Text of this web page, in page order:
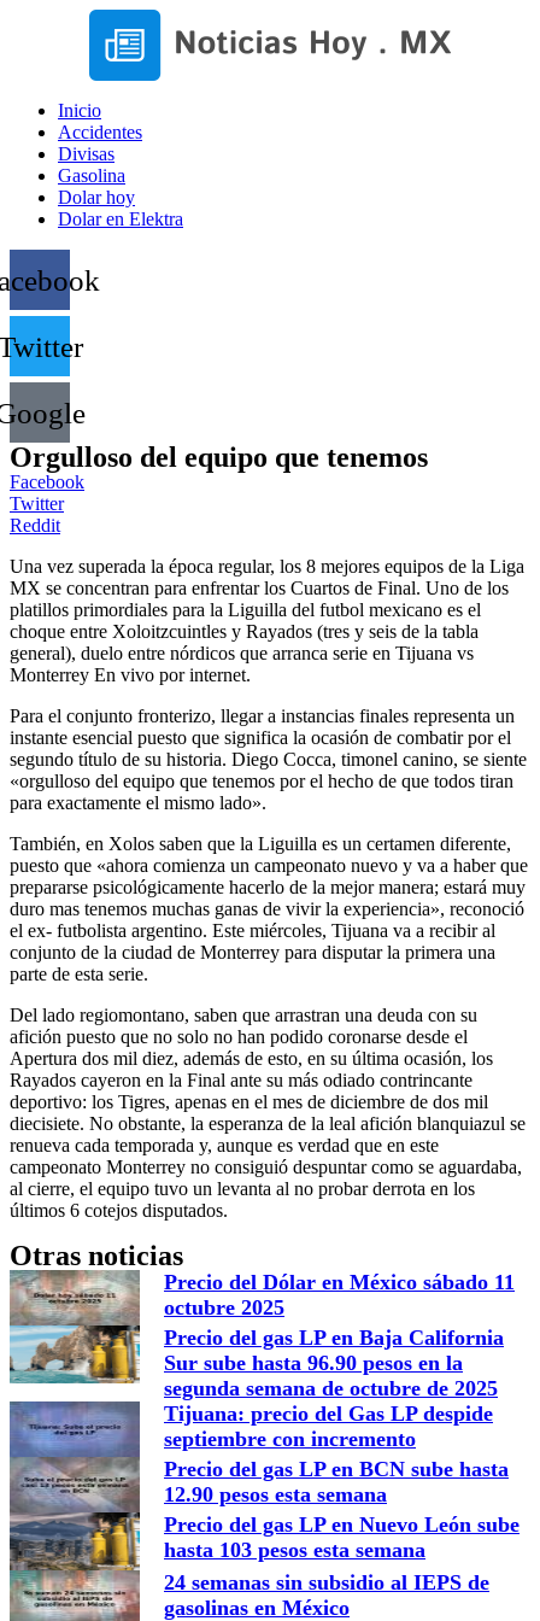
Inicio
Accidentes
Divisas
Gasolina
Dolar hoy
Dolar en Elektra
Orgulloso del equipo que tenemos
Facebook
Twitter
Reddit
Una vez superada la época regular, los 8 mejores equipos de la Liga
MX se concentran para enfrentar los Cuartos de Final. Uno de los
platillos primordiales para la Liguilla del futbol mexicano es el
choque entre Xoloitzcuintles y Rayados (tres y seis de la tabla
general), duelo entre nórdicos que arranca serie en Tijuana vs
Monterrey En vivo por internet.
Para el conjunto fronterizo, llegar a instancias finales representa un
instante esencial puesto que significa la ocasión de combatir por el
segundo título de su historia. Diego Cocca, timonel canino, se siente
«orgulloso del equipo que tenemos por el hecho de que todos tiran
para exactamente el mismo lado».
También, en Xolos saben que la Liguilla es un certamen diferente,
puesto que «ahora comienza un campeonato nuevo y va a haber que
prepararse psicológicamente hacerlo de la mejor manera; estará muy
duro mas tenemos muchas ganas de vivir la experiencia», reconoció
el ex- futbolista argentino. Este miércoles, Tijuana va a recibir al
conjunto de la ciudad de Monterrey para disputar la primera una
parte de esta serie.
Del lado regiomontano, saben que arrastran una deuda con su
afición puesto que no solo no han podido coronarse desde el
Apertura dos mil diez, además de esto, en su última ocasión, los
Rayados cayeron en la Final ante su más odiado contrincante
deportivo: los Tigres, apenas en el mes de diciembre de dos mil
diecisiete. No obstante, la esperanza de la leal afición blanquiazul se
renueva cada temporada y, aunque es verdad que en este
campeonato Monterrey no consiguió despuntar como se aguardaba,
al cierre, el equipo tuvo un levanta al no probar derrota en los
últimos 6 cotejos disputados.
Otras noticias
Precio del Dólar en México sábado 11
octubre 2025
Precio del gas LP en Baja California
Sur sube hasta 96.90 pesos en la
segunda semana de octubre de 2025
Tijuana: precio del Gas LP despide
septiembre con incremento
Precio del gas LP en BCN sube hasta
12.90 pesos esta semana
Precio del gas LP en Nuevo León sube
hasta 103 pesos esta semana
24 semanas sin subsidio al IEPS de
gasolinas en México